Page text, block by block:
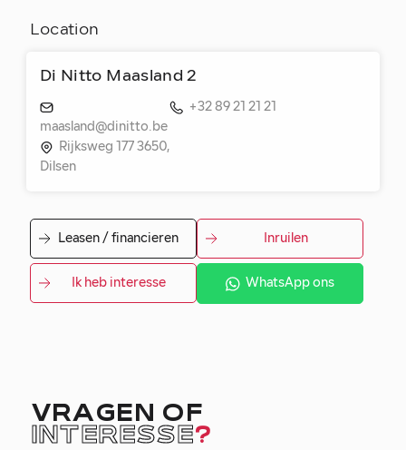
Location
Di Nitto Maasland 2
maasland@dinitto.be
+32 89 21 21 21
Rijksweg 177 3650,
Dilsen
Leasen / financieren Inruilen
Ik heb interesse WhatsApp ons
VRAGEN OF
INTERESSE?